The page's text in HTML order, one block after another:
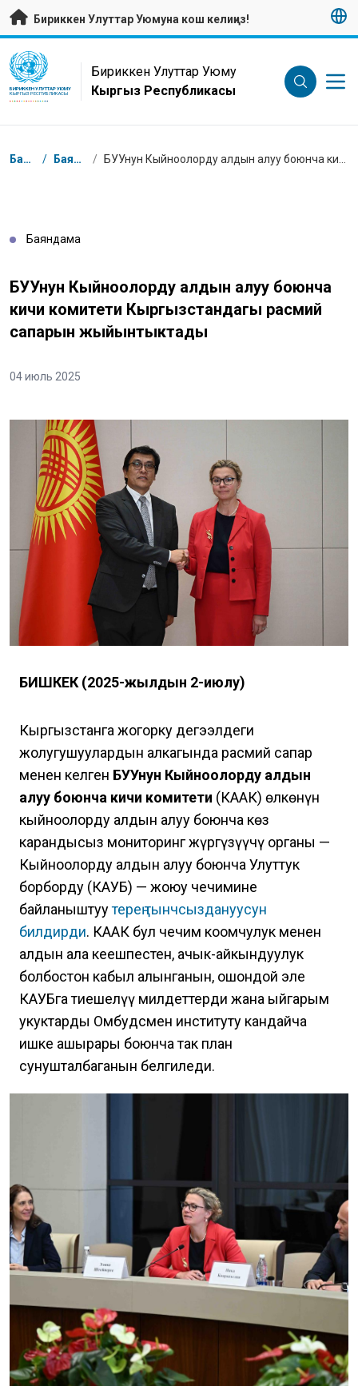
Негизги мазмунуна өтүү
Бириккен Улуттар Уюмуна кош келиңиз!
UN Logo
БИРИККЕН УЛУТТАР УЮМУ
КЫРГЫЗ РЕСПУБЛИКАСЫ
Бириккен Улуттар Уюму
Кыргыз Республикасы
Breadcrumb
Башкы бет / Баяндамалар /
Баяндама
БУУнун Кыйноолорду алдын алуу боюнча
кичи комитети Кыргызстандагы расмий
сапарын жыйынтыктады
04 июль 2025
БИШКЕК (2025-жылдын 2-июлу)
Кыргызстанга жогорку деңгээлдеги
жолугушуулардын алкагында расмий сапар
менен келген БУУнун Кыйноолорду алдын
алуу боюнча кичи комитети (КААК) өлкөнүн
кыйноолорду алдын алуу боюнча көз
карандысыз мониторинг жүргүзүүчү органы —
Кыйноолорду алдын алуу боюнча Улуттук
борборду (КАУБ) — жоюу чечимине
байланыштуутерең тынчсыздануусун
билдирди. КААК бул чечим коомчулук менен
алдын ала кеңешпестен, ачык-айкындуулук
болбостон кабыл алынганын, ошондой эле
КАУБга тиешелүү милдеттерди жана ыйгарым
укуктарды Омбудсмен институту кандайча
ишке ашырары боюнча так план
сунушталбаганын белгиледи.